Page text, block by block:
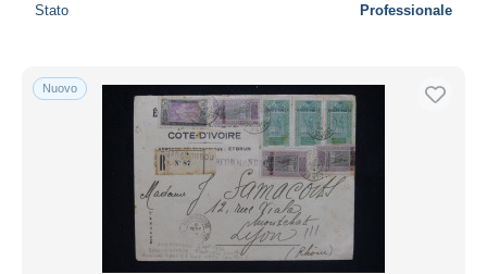
Stato Professionale
Nuovo